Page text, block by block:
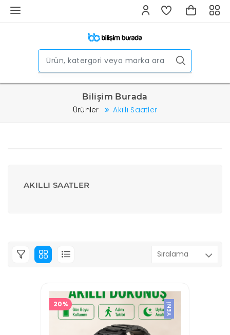
Bilişim Burada
Ürünler Akıllı Saatler
AKILLI SAATLER
20% YENI